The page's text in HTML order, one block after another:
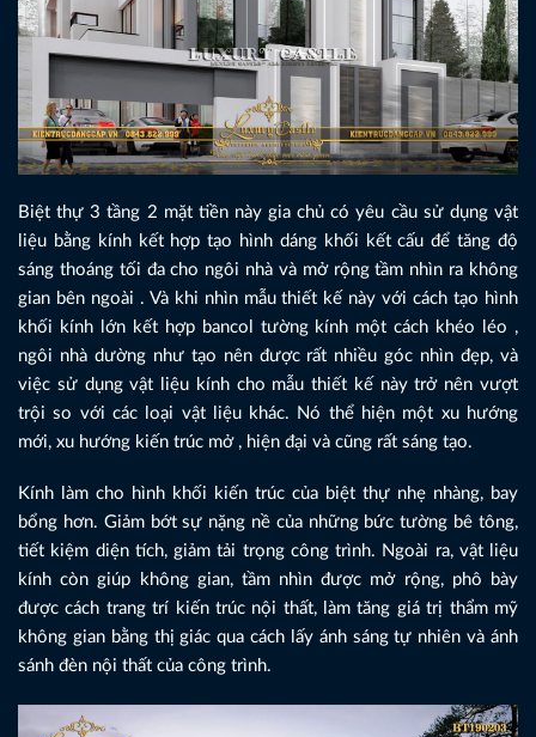
Biệt thự 3 tầng 2 mặt tiền này gia chủ có yêu cầu sử dụng vật
liệu bằng kính kết hợp tạo hình dáng khối kết cấu để tăng độ
sáng thoáng tối đa cho ngôi nhà và mở rộng tầm nhìn ra không
gian bên ngoài . Và khi nhìn mẫu thiết kế này với cách tạo hình
khối kính lớn kết hợp bancol tường kính một cách khéo léo ,
ngôi nhà dường như tạo nên được rất nhiều góc nhìn đẹp, và
việc sử dụng vật liệu kính cho mẫu thiết kế này trở nên vượt
trội so với các loại vật liệu khác. Nó thể hiện một xu hướng
mới, xu hướng kiến trúc mở , hiện đại và cũng rất sáng tạo.
Kính làm cho hình khối kiến trúc của biệt thự nhẹ nhàng, bay
bổng hơn. Giảm bớt sự nặng nề của những bức tường bê tông,
tiết kiệm diện tích, giảm tải trọng công trình. Ngoài ra, vật liệu
kính còn giúp không gian, tầm nhìn được mở rộng, phô bày
được cách trang trí kiến trúc nội thất, làm tăng giá trị thẩm mỹ
không gian bằng thị giác qua cách lấy ánh sáng tự nhiên và ánh
sánh đèn nội thất của công trình.